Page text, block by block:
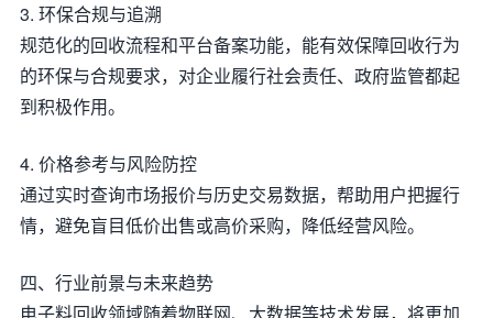
3. 环保合规与追溯
规范化的回收流程和平台备案功能，能有效保障回收行为
的环保与合规要求，对企业履行社会责任、政府监管都起
到积极作用。
4. 价格参考与风险防控
通过实时查询市场报价与历史交易数据，帮助用户把握行
情，避免盲目低价出售或高价采购，降低经营风险。
四、行业前景与未来趋势